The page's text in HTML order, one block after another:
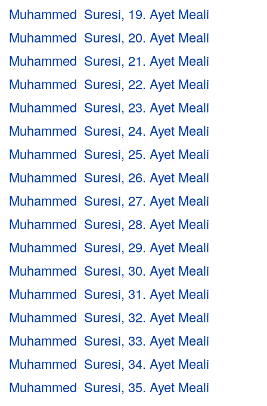
Muhammed Suresi, 19. Ayet Meali
Muhammed Suresi, 20. Ayet Meali
Muhammed Suresi, 21. Ayet Meali
Muhammed Suresi, 22. Ayet Meali
Muhammed Suresi, 23. Ayet Meali
Muhammed Suresi, 24. Ayet Meali
Muhammed Suresi, 25. Ayet Meali
Muhammed Suresi, 26. Ayet Meali
Muhammed Suresi, 27. Ayet Meali
Muhammed Suresi, 28. Ayet Meali
Muhammed Suresi, 29. Ayet Meali
Muhammed Suresi, 30. Ayet Meali
Muhammed Suresi, 31. Ayet Meali
Muhammed Suresi, 32. Ayet Meali
Muhammed Suresi, 33. Ayet Meali
Muhammed Suresi, 34. Ayet Meali
Muhammed Suresi, 35. Ayet Meali